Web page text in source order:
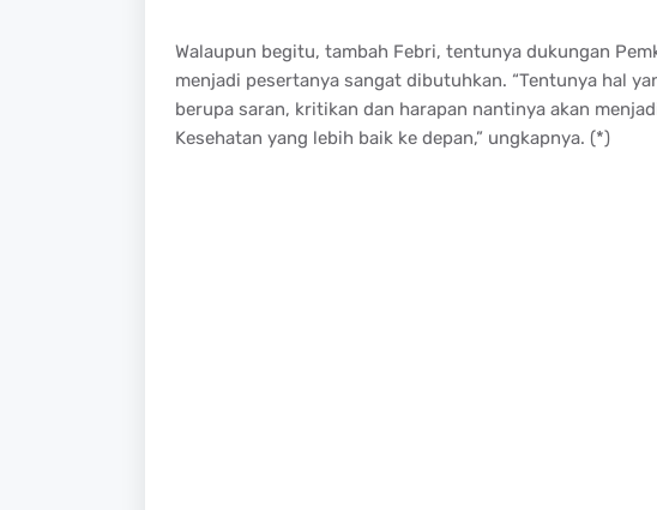
Walaupun begitu, tambah Febri, tentunya dukungan
menjadi pesertanya sangat dibutuhkan. “Tentunya hal
berupa saran, kritikan dan harapan nantinya akan
Kesehatan yang lebih baik ke depan,” ungkapnya. (*)